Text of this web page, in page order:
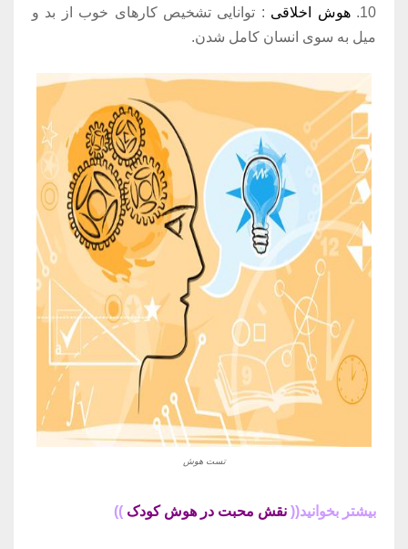
10. هوش اخلاقی : توانایی تشخیص کارهای خوب از بد و
میل به سوی انسان کامل شدن.
تست هوش
بیشتر بخوانید(( نقش محبت در هوش کودک ))